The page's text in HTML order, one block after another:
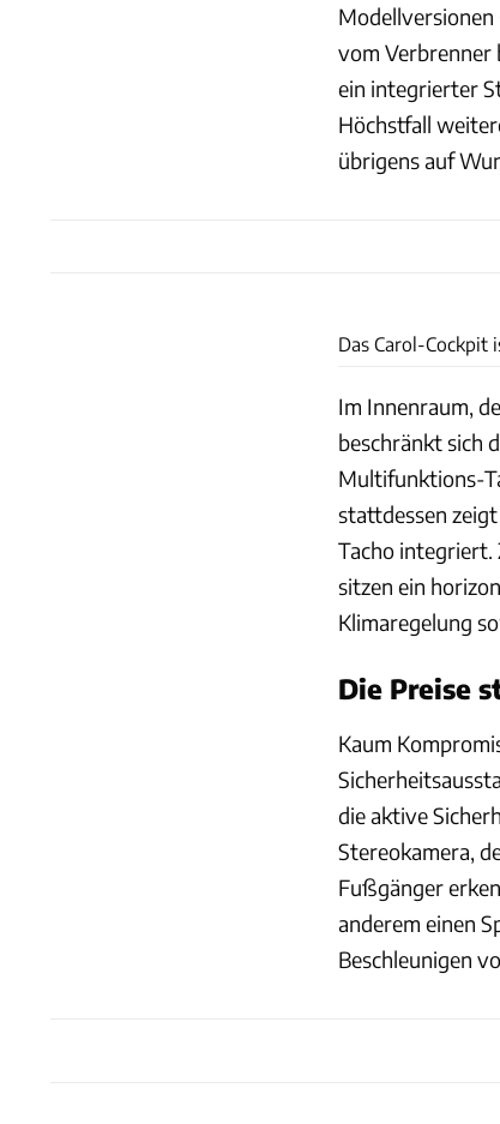
Modellversionen
vom Verbrenner
ein integrierter
Höchstfall
übrigens auf
Das Carol-Cockpit
Im Innenraum,
beschränkt sich
Multifunktions-
stattdessen
Tacho
sitzen ein
Klimaregelung
Die Preise
Kaum
die aktive
Stereokamera,
Fußgänger
anderem einen
Beschleunigen